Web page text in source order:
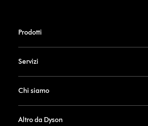
Prodotti
Servizi
Chi siamo
Altro da Dyson